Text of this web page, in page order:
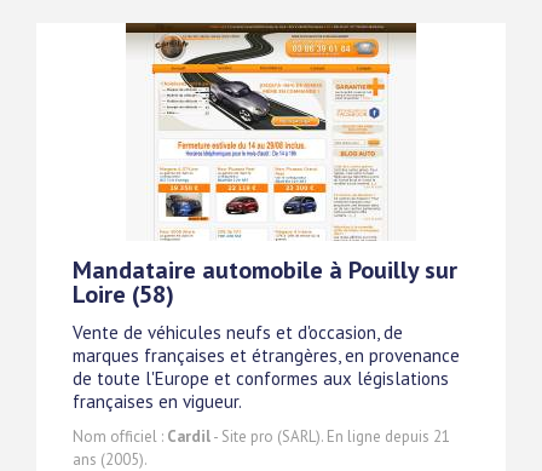
Mandataire automobile à Pouilly sur
Loire (58)
Vente de véhicules neufs et d'occasion, de
marques françaises et étrangères, en provenance
de toute l'Europe et conformes aux législations
françaises en vigueur.
Nom officiel : Cardil- Site pro (SARL). En ligne depuis 21
ans (2005).